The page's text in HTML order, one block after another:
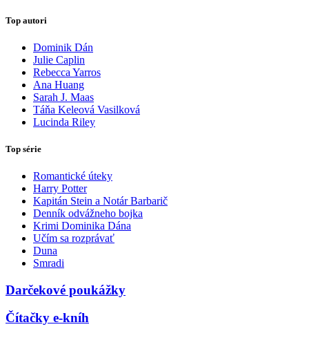
Top autori
Dominik Dán
Julie Caplin
Rebecca Yarros
Ana Huang
Sarah J. Maas
Táňa Keleová Vasilková
Lucinda Riley
Top série
Romantické úteky
Harry Potter
Kapitán Stein a Notár Barbarič
Denník odvážneho bojka
Krimi Dominika Dána
Učím sa rozprávať
Duna
Smradi
Darčekové poukážky
Čítačky e-kníh